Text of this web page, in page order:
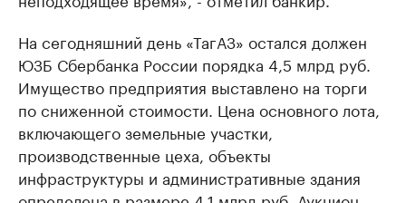
На сегодняшний день «ТагАЗ» остался должен
ЮЗБ Сбербанка России порядка 4,5 млрд руб.
Имущество предприятия выставлено на торги
по сниженной стоимости. Цена основного лота,
включающего земельные участки,
производственные цеха, объекты
инфраструктуры и административные здания